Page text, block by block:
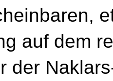
auf dem
der